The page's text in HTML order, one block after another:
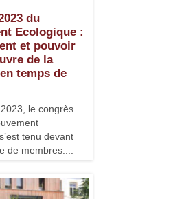
du
Ecologique :
et pouvoir
de la
temps de
le congrès
tenu devant
de membres....